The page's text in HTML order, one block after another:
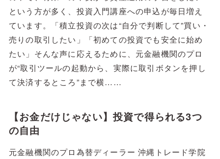
という方が多く、投資入門講座への申込が毎日増え
ています。「積立投資の次は“自分で判断して”買い・
売りの取引したい」「初めての投資でも安全に始め
たい」そんな声に応えるために、元金融機関のプロ
が“取引ツールの起動から、実際に取引ボタンを押し
て決済するところ”まで横……
【お金だけじゃない】投資で得られる3つ
の自由
元金融機関のプロ為替ディーラー 沖縄トレード学院